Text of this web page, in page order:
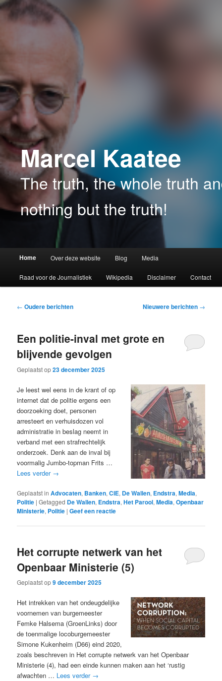
Spring
Spring
Marcel Kaatee
The truth, the whole truth
nothing but the truth!
Home Over deze website Blog Media
Raad voor de Journalistiek Wikipedia Disclaimer Contact
Bericht
← Oudere berichten Nieuwere berichten →
Een politie-inval met grote en
blijvende gevolgen
Geplaatst op23 december 2025
Je leest wel eens in de krant of op
internet dat de politie ergens een
doorzoeking doet, personen
arresteert en verhuisdozen vol
administratie in beslag neemt in
verband met een strafrechtelijk
onderzoek. Denk aan de inval bij
voormalig Jumbo-topman Frits …
Lees verder →
Geplaatst in Advocaten, Banken,CIE, De Wallen, Endstra,Media,
Politie |Getagged De Wallen, Endstra,Het Parool,Media,Openbaar
Ministerie, Politie |Geef een reactie
Het corrupte netwerk van het
Openbaar Ministerie (5)
Geplaatst op9 december 2025
Het intrekken van het ondeugdelijke
voornemen van burgemeester
Femke Halsema (GroenLinks) door
de toenmalige locoburgemeester
Simone Kukenheim (D66) eind 2020,
zoals beschreven in Het corrupte netwerk van het Openbaar
Ministerie (4), had een einde kunnen maken aan het ‘rustig
afwachten … Lees verder →